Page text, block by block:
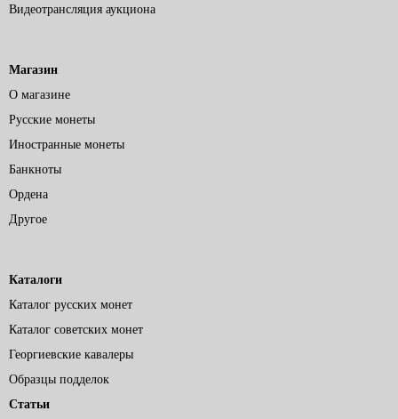
Видеотрансляция аукциона
Магазин
О магазине
Русские монеты
Иностранные монеты
Банкноты
Ордена
Другое
Каталоги
Каталог русских монет
Каталог советских монет
Георгиевские кавалеры
Образцы подделок
Статьи